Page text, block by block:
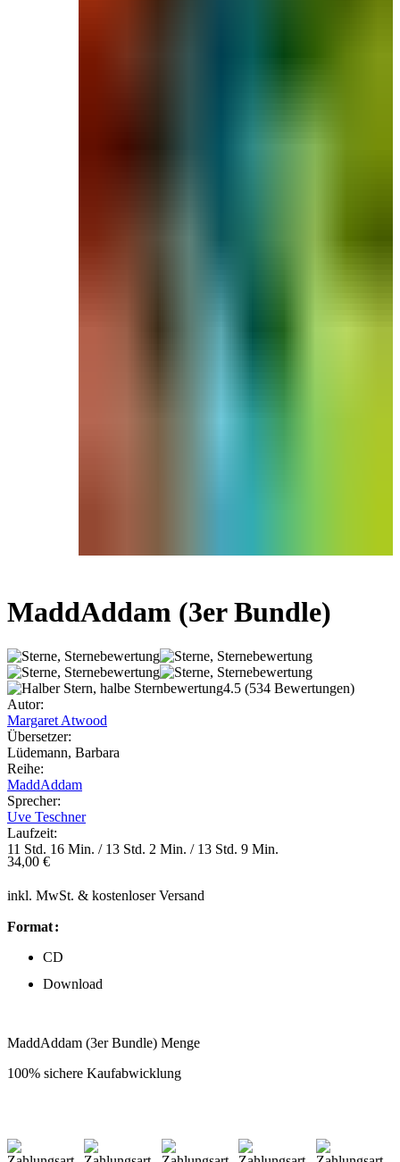
MaddAddam (3er Bundle)
4.5 (534 Bewertungen)
Autor:
Margaret Atwood
Übersetzer:
Lüdemann, Barbara
Reihe:
MaddAddam
Sprecher:
Uve Teschner
Laufzeit:
11 Std. 16 Min. / 13 Std. 2 Min. / 13 Std. 9 Min.
34,00 €
inkl. MwSt. & kostenloser Versand
Format
CD
Download
MaddAddam (3er Bundle) Menge
100% sichere Kaufabwicklung